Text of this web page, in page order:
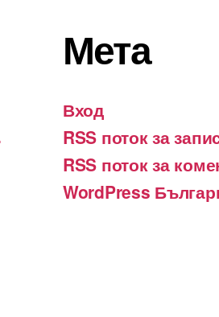
Мета
Вход
RSS поток за
RSS поток за
WordPress